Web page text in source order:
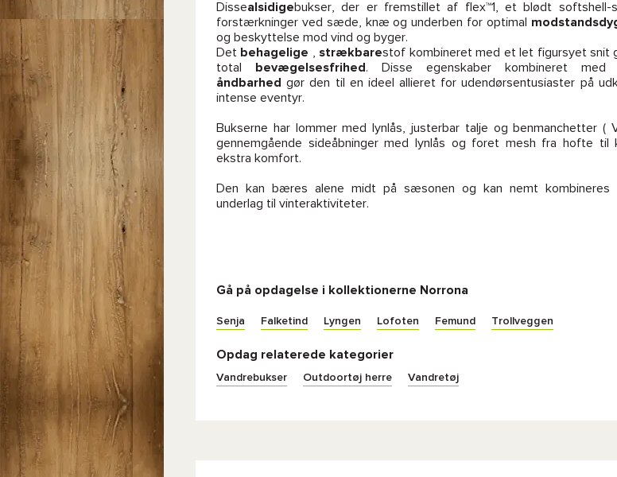
Dissealsidigebukser, der er fremstillet af flex™1, et blødt softshell-
forstærkninger ved sæde, knæ og underben for optimal
og beskyttelse mod vind og byger.
Det behagelige strækbarestof kombineret med et let figursyet snit
total
bevægelsesfrihed . Disse egenskaber kombineret med
åndbarhed gør den til en ideel allieret for udendørsentusiaster på
intense eventyr.
Bukserne har lommer med lynlås, justerbar talje og benmanchetter (
gennemgående sideåbninger med lynlås og foret mesh fra hofte
ekstra komfort.
Den kan bæres alene midt på sæsonen og kan nemt kombineres
underlag til vinteraktiviteter.
Gå på opdagelse i kollektionerne Norrona
Senja Falketind Lyngen Lofoten Femund Trollveggen
Opdag relaterede kategorier
Vandrebukser Outdoortøj herre Vandretøj